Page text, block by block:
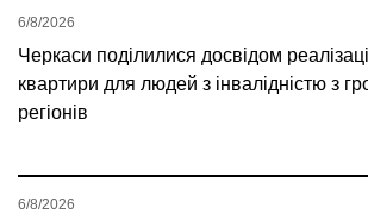
Черкаси поділилися досвідом
квартири для людей з інвалідністю з
регіонів
6/8/2026
6/8/2026